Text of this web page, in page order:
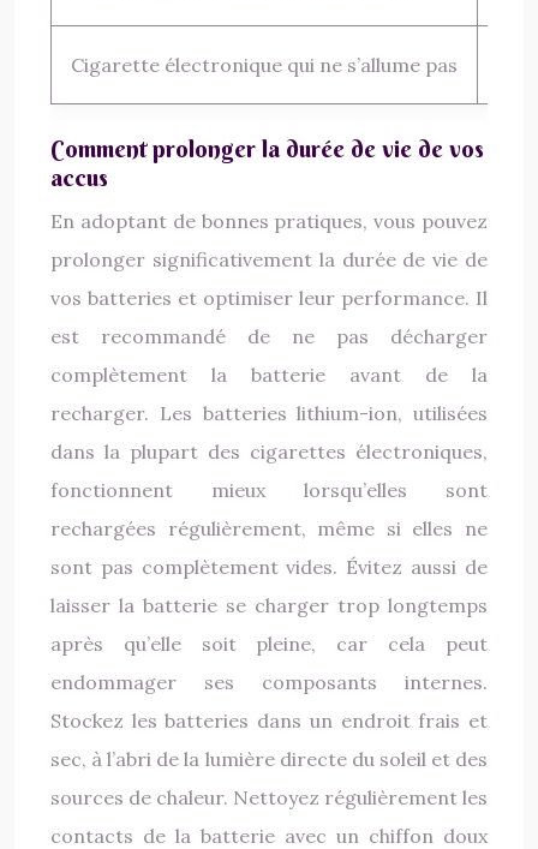
Cigarette électronique qui ne s’allume pas
Comment prolonger la durée de vie de vos
accus
En adoptant de bonnes pratiques, vous pouvez
prolonger significativement la durée de vie de
vos batteries et optimiser leur performance. Il
est recommandé de ne pas décharger
complètement la batterie avant de la
recharger. Les batteries lithium-ion, utilisées
dans la plupart des cigarettes électroniques,
fonctionnent mieux lorsqu’elles sont
rechargées régulièrement, même si elles ne
sont pas complètement vides. Évitez aussi de
laisser la batterie se charger trop longtemps
après qu’elle soit pleine, car cela peut
endommager ses composants internes.
Stockez les batteries dans un endroit frais et
sec, à l’abri de la lumière directe du soleil et des
sources de chaleur. Nettoyez régulièrement les
contacts de la batterie avec un chiffon doux